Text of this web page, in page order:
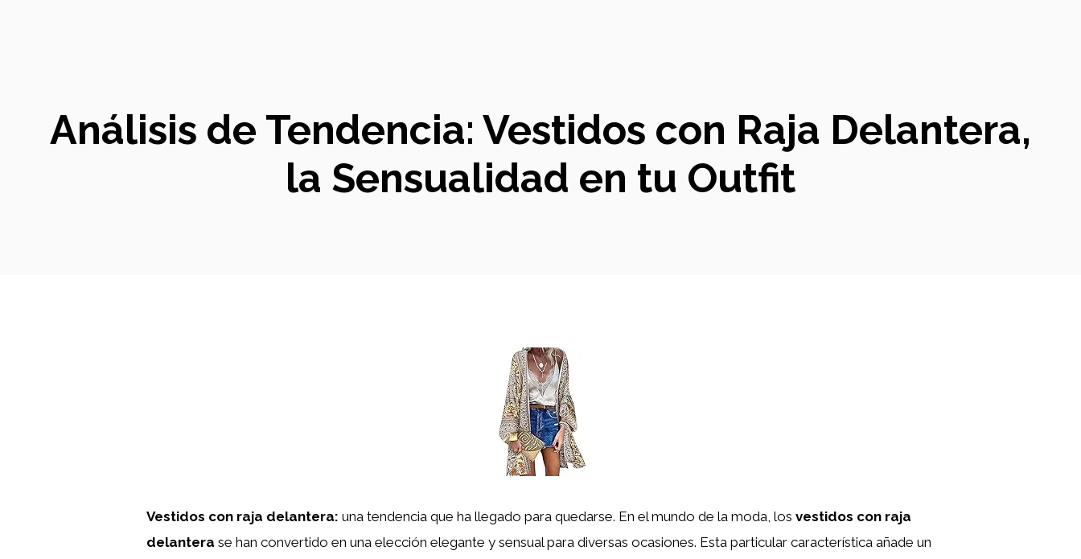
Análisis de Tendencia: Vestidos con Raja Delantera,
la Sensualidad en tu Outfit
Vestidos con raja delantera: una tendencia que ha llegado para quedarse. En el mundo de la moda, los vestidos con raja
delantera se han convertido en una elección elegante y sensual para diversas ocasiones. Esta particular característica añade un